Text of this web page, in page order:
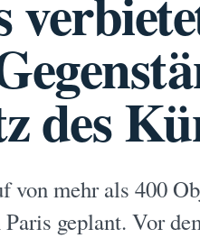
des
von mehr als 400
geplant. Vor